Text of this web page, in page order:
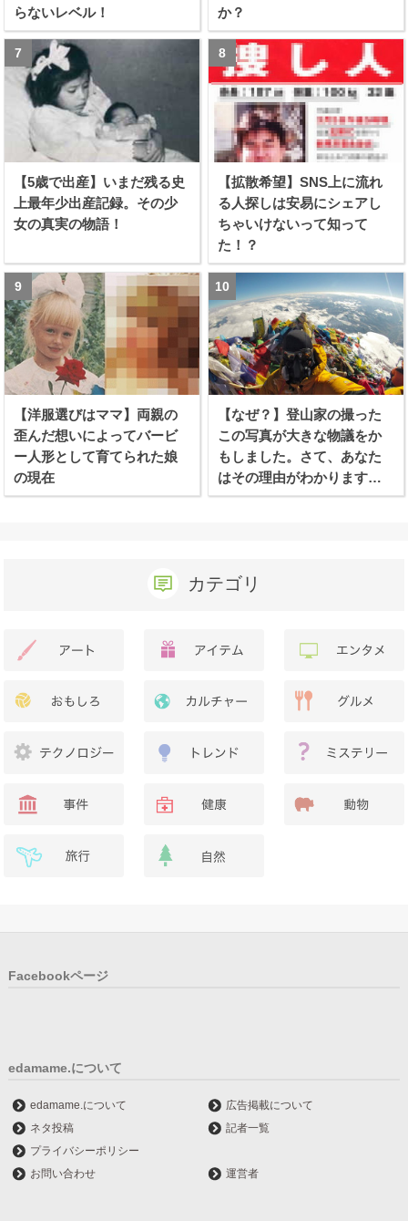
らないレベル！
か？
【5歳で出産】いまだ残る史
上最年少出産記録。その少
女の真実の物語！
【拡散希望】SNS上に流れ
る人探しは安易にシェアし
ちゃいけないって知って
た！？
【洋服選びはママ】両親の
歪んだ想いによってバービ
ー人形として育てられた娘
の現在
【なぜ？】登山家の撮った
この写真が大きな物議をか
もしました。さて、あなた
はその理由がわかります
か？
カテゴリ
Facebookページ
edamame.について
edamame.について
広告掲載について
ネタ投稿
記者一覧
プライバシーポリシー
お問い合わせ
運営者